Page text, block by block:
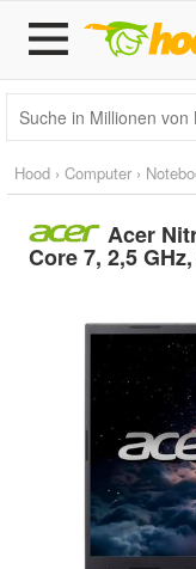
Hood › Computer ›
Acer
Core 7, 2,5